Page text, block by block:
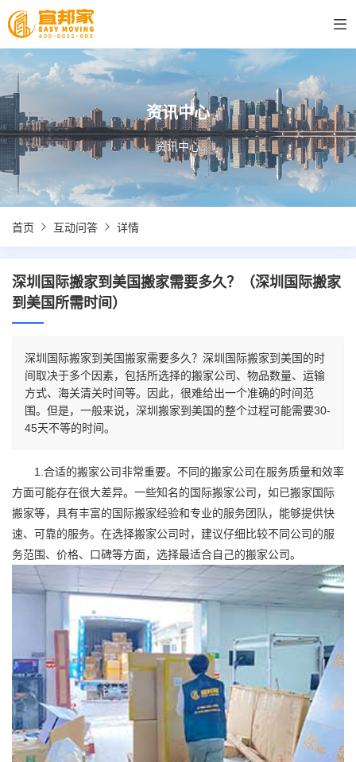
资讯中心
资讯中心
首页 互动问答 详情
深圳国际搬家到美国搬家需要多久？（深圳国际搬家
到美国所需时间）
深圳国际搬家到美国搬家需要多久？深圳国际搬家到美国的时
间取决于多个因素，包括所选择的搬家公司、物品数量、运输
方式、海关清关时间等。因此，很难给出一个准确的时间范
围。但是，一般来说，深圳搬家到美国的整个过程可能需要30-
45天不等的时间。
1.合适的搬家公司非常重要。不同的搬家公司在服务质量和效率
方面可能存在很大差异。一些知名的国际搬家公司，如已搬家国际
搬家等，具有丰富的国际搬家经验和专业的服务团队，能够提供快
速、可靠的服务。在选择搬家公司时，建议仔细比较不同公司的服
务范围、价格、口碑等方面，选择最适合自己的搬家公司。